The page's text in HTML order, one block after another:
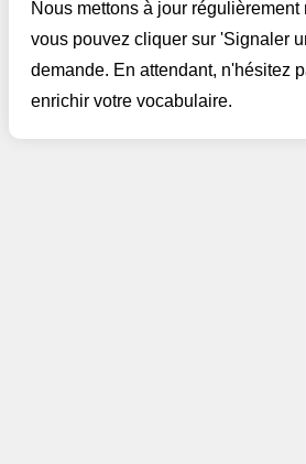
Nous mettons à jour
vous pouvez cliquer sur 'Signaler
demande. En attendant, n'hésitez
enrichir votre vocabulaire.